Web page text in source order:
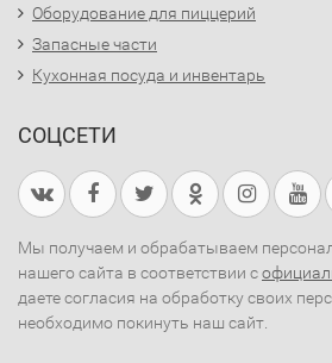
Оборудование для пиццерий
Запасные части
Кухонная посуда и инвентарь
СОЦСЕТИ
Мы получаем и обрабатываем
нашего сайта в соответствии с
даете согласия на обработку своих
необходимо покинуть наш сайт.